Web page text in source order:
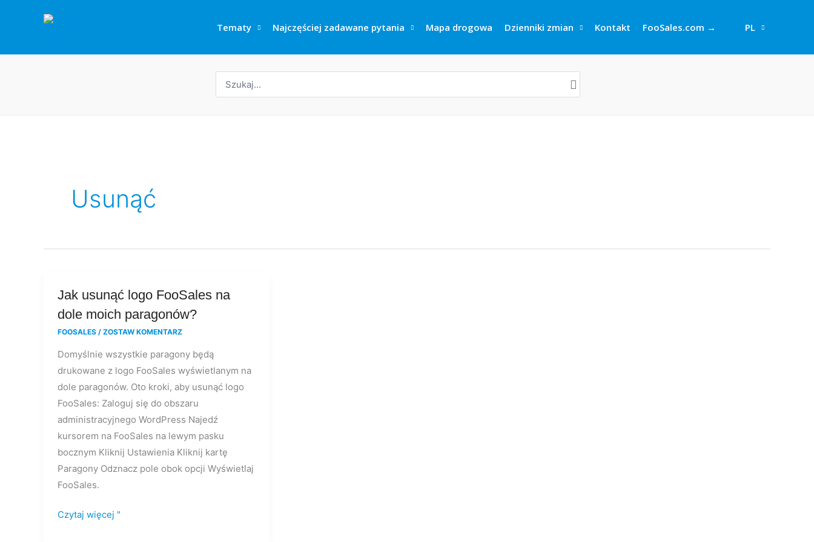
Tematy Najczęściej zadawane pytania Mapa drogowa Dzienniki zmian Kontakt FooSales.com → PL
Usunąć
Jak usunąć logo FooSales na
dole moich paragonów?
FOOSALES / ZOSTAW KOMENTARZ
Domyślnie wszystkie paragony będą
drukowane z logo FooSales wyświetlanym na
dole paragonów. Oto kroki, aby usunąć logo
FooSales: Zaloguj się do obszaru
administracyjnego WordPress Najedź
kursorem na FooSales na lewym pasku
bocznym Kliknij Ustawienia Kliknij kartę
Paragony Odznacz pole obok opcji Wyświetlaj
FooSales.
Jak
usunąć
na
dole
moich
paragonów?
Czytaj więcej "